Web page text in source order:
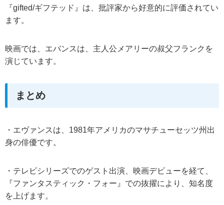
『gifted/ギフテッド』は、批評家から好意的に評価されてい
ます。
映画では、エバンスは、主人公メアリーの叔父フランクを
演じています。
まとめ
・エヴァンスは、1981年アメリカのマサチューセッツ州出
身の俳優です。
・テレビシリーズでのゲスト出演、映画デビューを経て、
『ファンタスティック・フォー』での抜擢により、知名度
を上げます。